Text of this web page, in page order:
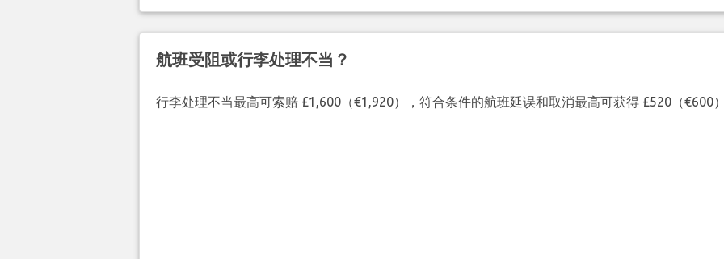
航班受阻或行李处理不当？
行李处理不当最高可索赔 £1,600（€1,920），符合条件的航班延误和取消最高可获得 £520（€600